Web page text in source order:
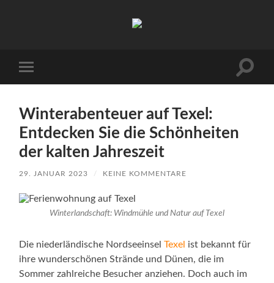
Familie
Menü
Winterabenteuer auf Texel:
Entdecken Sie die Schönheiten
der kalten Jahreszeit
29. JANUAR 2023 / KEINE KOMMENTARE
Winterlandschaft: Windmühle und Natur auf Texel
Die niederländische NordseeinselTexel ist bekannt für
ihre wunderschönen Strände und Dünen, die im
Sommer zahlreiche Besucher anziehen. Doch auch im